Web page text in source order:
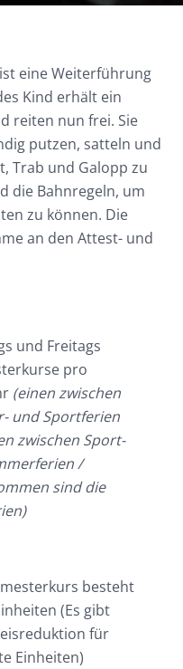
eine Weiterführung
Kind erhält ein
reiten nun frei. Sie
putzen, satteln und
Trab und Galopp zu
die Bahnregeln, um
zu können. Die
an den Attest- und
und Freitags
pro
(einen zwischen
und Sportferien
zwischen Sport-
/
sind die
besteht
(Es gibt
für
Einheiten)